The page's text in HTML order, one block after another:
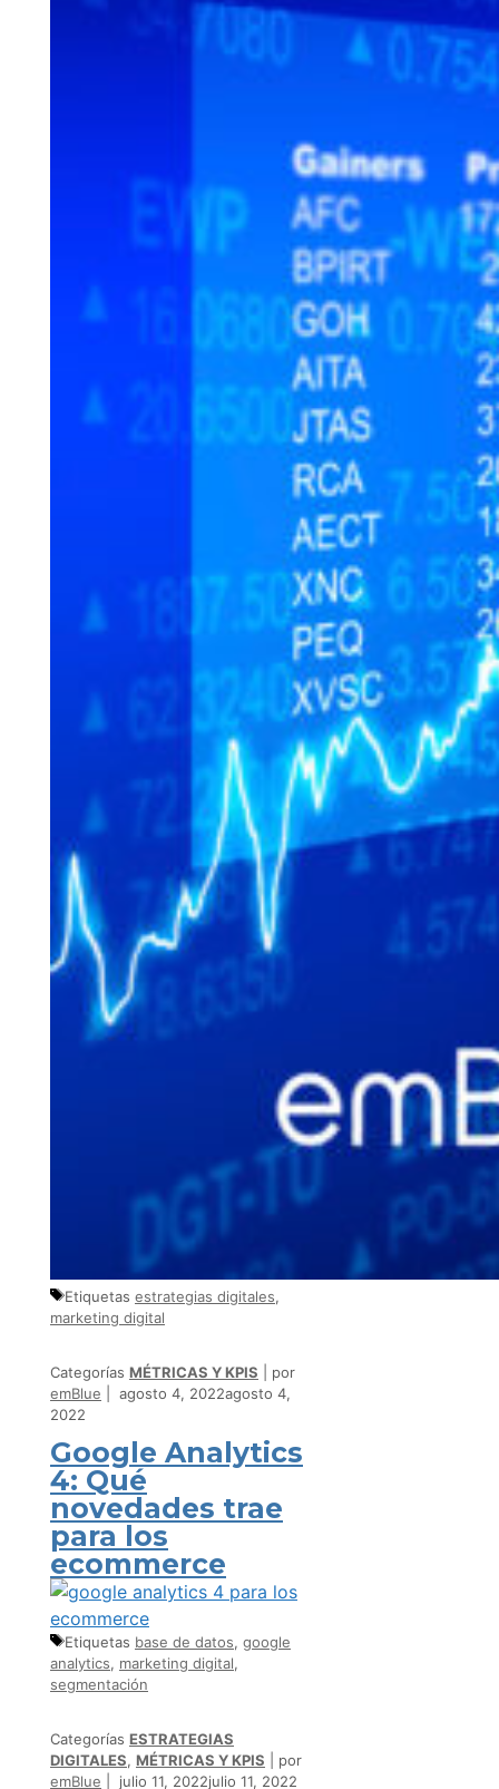
Etiquetas estrategias digitales,
marketing digital
Categorías MÉTRICAS Y KPIS
por
emBlue
agosto 4, 2022agosto 4,
2022
Google Analytics
4: Qué
novedades trae
para los
ecommerce
Etiquetas base de datos, google
analytics, marketing digital,
segmentación
Categorías ESTRATEGIAS
DIGITALES, MÉTRICAS Y KPIS
por
emBlue
julio 11, 2022julio 11, 2022